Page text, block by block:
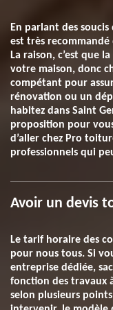
En parlant des
est très recommandé
La raison, c’est que
votre maison, donc
compétant pour
rénovation ou un
habitez dans Saint
proposition pour
d’aller chez Pro
professionnels qui
Avoir un devis
Le tarif horaire des
pour nous tous. Si
entreprise dédiée,
fonction des travaux
selon plusieurs